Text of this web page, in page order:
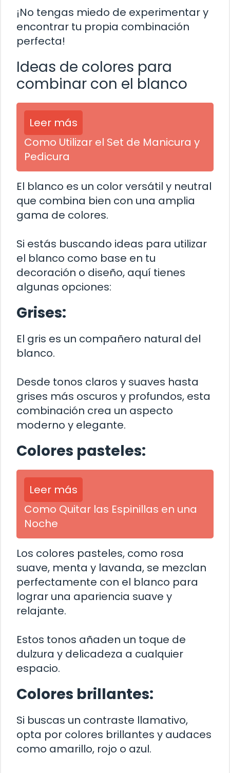
¡No tengas miedo de experimentar y
encontrar tu propia combinación
perfecta!
Ideas de colores para
combinar con el blanco
Leer más
Como Utilizar el Set de Manicura y
Pedicura
El blanco es un color versátil y neutral
que combina bien con una amplia
gama de colores.
Si estás buscando ideas para utilizar
el blanco como base en tu
decoración o diseño, aquí tienes
algunas opciones:
Grises:
El gris es un compañero natural del
blanco.
Desde tonos claros y suaves hasta
grises más oscuros y profundos, esta
combinación crea un aspecto
moderno y elegante.
Colores pasteles:
Leer más
Como Quitar las Espinillas en una
Noche
Los colores pasteles, como rosa
suave, menta y lavanda, se mezclan
perfectamente con el blanco para
lograr una apariencia suave y
relajante.
Estos tonos añaden un toque de
dulzura y delicadeza a cualquier
espacio.
Colores brillantes:
Si buscas un contraste llamativo,
opta por colores brillantes y audaces
como amarillo, rojo o azul.